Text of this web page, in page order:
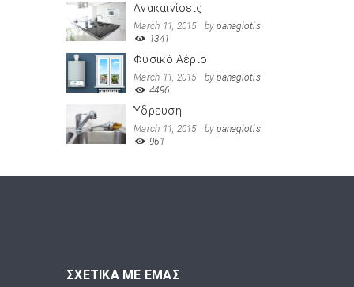
Ανακαινίσεις
March 11, 2015 bypanagiotis
1341
Φυσικό Αέριο
March 11, 2015 bypanagiotis
4496
Ύδρευση
March 11, 2015 bypanagiotis
961
ΣΧΕΤΙΚΑ ΜΕ ΕΜΑΣ